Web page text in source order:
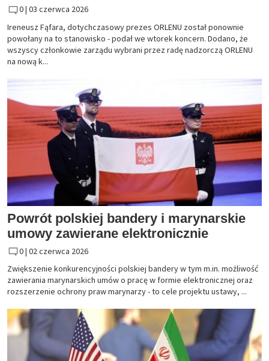
0 | 03 czerwca 2026
Ireneusz Fąfara, dotychczasowy prezes ORLENU został ponownie
powołany na to stanowisko - podał we wtorek koncern. Dodano, że
wszyscy członkowie zarządu wybrani przez radę nadzorczą ORLENU
na nową k...
Powrót polskiej bandery i marynarskie
umowy zawierane elektronicznie
0 | 02 czerwca 2026
Zwiększenie konkurencyjności polskiej bandery w tym m.in. możliwość
zawierania marynarskich umów o pracę w formie elektronicznej oraz
rozszerzenie ochrony praw marynarzy - to cele projektu ustawy, ...